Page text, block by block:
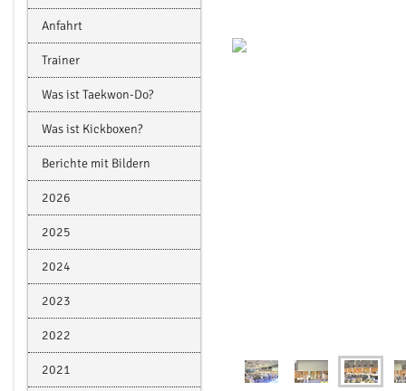
Anfahrt
Trainer
Was ist Taekwon-Do?
Was ist Kickboxen?
Berichte mit Bildern
2026
2025
2024
2023
2022
2021